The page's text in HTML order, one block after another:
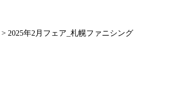
> 2025年2月フェア_札幌ファニシング